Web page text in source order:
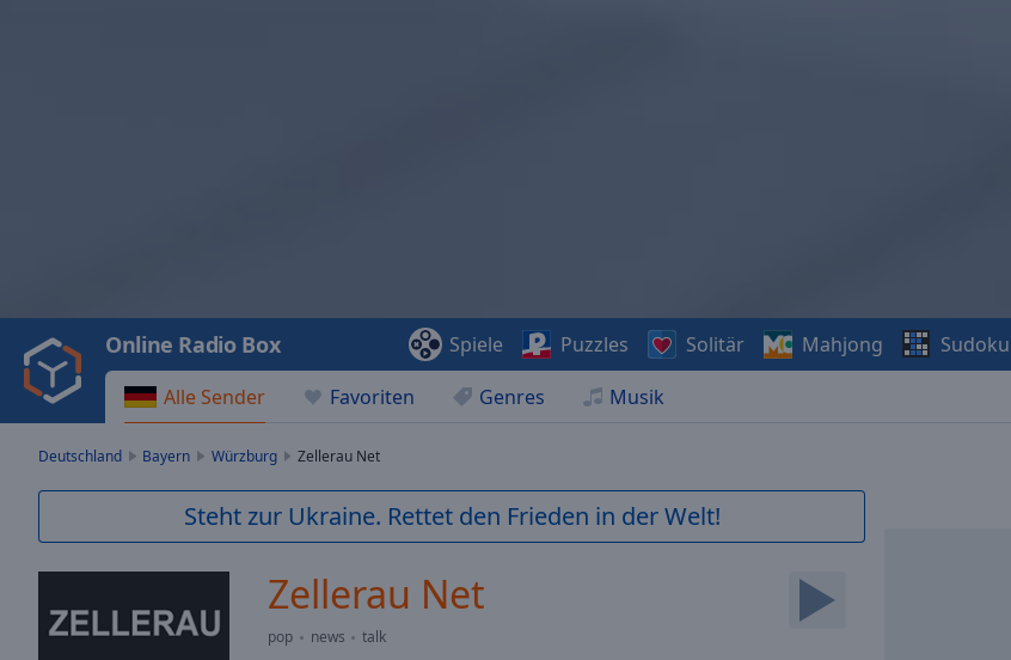
Video
Play
Backward
Skip
Current
Duration-:-
0.00%
Alle Sender Favoriten Genres Musik
Online Radio Box Spiele Puzzles Solitär Mahjong Sudoku
Deutschland Bayern Würzburg Zellerau Net
Steht zur Ukraine. Rettet den Frieden in der Welt!
Zellerau Net
pop news
talk